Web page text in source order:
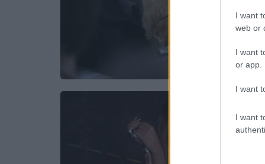
I want
web or
I want
or app.
I want
I want